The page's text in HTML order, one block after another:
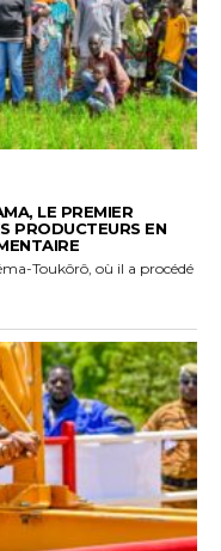
LE PREMIER
PRODUCTEURS EN
Toukôrô, où il a procédé